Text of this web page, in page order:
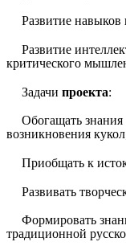
Развитие навыков
Развитие
критического
Задачи проекта:
Обогащать
возникновения
Приобщать к
Развивать
Формировать
традиционной